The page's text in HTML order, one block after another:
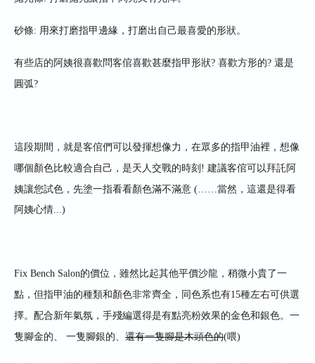
砂條: 用來打磨指甲邊緣，打磨出自己最喜愛的形狀。
有些店的阿姨很喜歡問客倌喜歡甚麼指甲形狀? 喜歡方形的? 還是
圓弧?
這段期間，就是客倌們可以發揮想像力，在眾多的指甲油裡 ， 想像
哪個顏色比較適合自己 ，是天人交戰的時刻! 建議客倌可以拜託阿
姨讓您試色，先塗一指看看顏色滿不滿意 (……當然，這還是得看
阿姨心情...)
Fix Bench Salon的價位 ， 雖然比起其他平價沙龍，稍微小貴了一
點 ，但指甲油的種類和顏色非常齊全 ， 同色系也有15種左右可供選
擇。 配合新年氣氛 ， 手殘編選得是有點亮粉效果的金色和銀色。 一
隻腳金的、 一隻腳銀的、 還有一隻腳是木頭色的(喂)